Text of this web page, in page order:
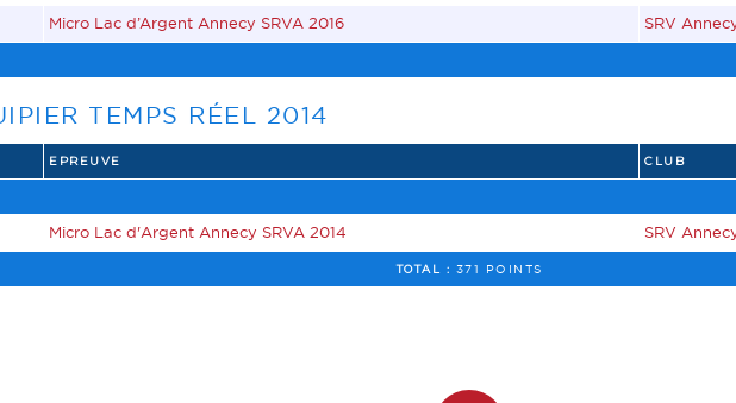
Micro Lac d’Argent Annecy SRVA 2016 SRV
TEMPS RÉEL 2014
EPREUVE CLUB
Micro Lac d'Argent Annecy SRVA 2014 SRV
TOTAL : 371 POINTS